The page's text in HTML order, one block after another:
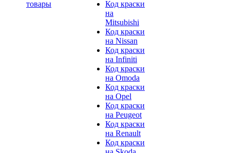
товары
Код краски
на
Mitsubishi
Код краски
на Nissan
Код краски
на Infiniti
Код краски
на Omoda
Код краски
на Opel
Код краски
на Peugeot
Код краски
на Renault
Код краски